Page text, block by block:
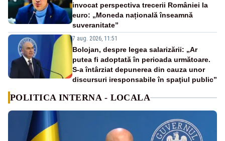
invocat perspectiva trecerii României la
euro: „Moneda națională înseamnă
suveranitate”
7 aug. 2026, 11:51
Bolojan, despre legea salarizării: „Ar
putea fi adoptată în perioada următoare.
S-a întârziat depunerea din cauza unor
discursuri iresponsabile în spaţiul public”
POLITICA INTERNA - LOCALA